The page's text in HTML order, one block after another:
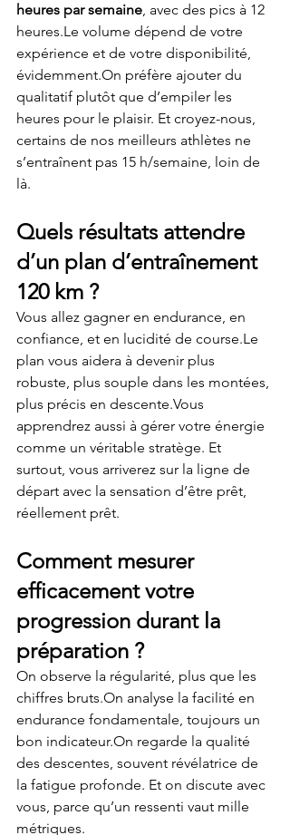
heures par semaine, avec des pics à 12
heures.Le volume dépend de votre
expérience et de votre disponibilité,
évidemment.On préfère ajouter du
qualitatif plutôt que d’empiler les
heures pour le plaisir. Et croyez-nous,
certains de nos meilleurs athlètes ne
s’entraînent pas 15 h/semaine, loin de
là.
Quels résultats attendre
d’un plan d’entraînement
120 km ?
Vous allez gagner en endurance, en
confiance, et en lucidité de course.Le
plan vous aidera à devenir plus
robuste, plus souple dans les montées,
plus précis en descente.Vous
apprendrez aussi à gérer votre énergie
comme un véritable stratège. Et
surtout, vous arriverez sur la ligne de
départ avec la sensation d’être prêt,
réellement prêt.
Comment mesurer
efficacement votre
progression durant la
préparation ?
On observe la régularité, plus que les
chiffres bruts.On analyse la facilité en
endurance fondamentale, toujours un
bon indicateur.On regarde la qualité
des descentes, souvent révélatrice de
la fatigue profonde. Et on discute avec
vous, parce qu’un ressenti vaut mille
métriques.